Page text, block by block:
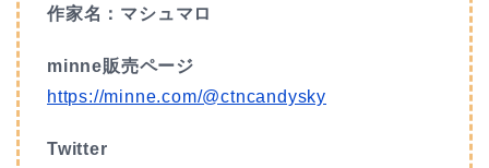
作家名：マシュマロ
minne販売ページ
https://minne.com/@ctncandysky
Twitter